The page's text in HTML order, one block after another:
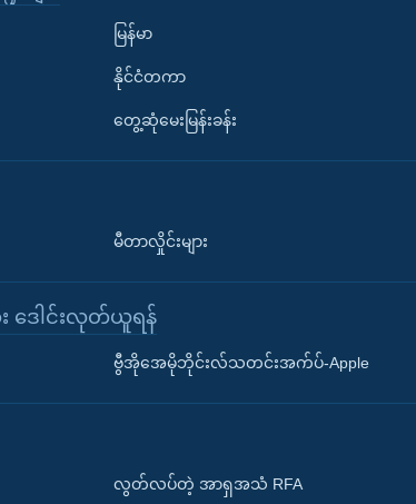
မြန်မာ
နိုင်ငံတကာ
တွေ့ဆုံမေးမြန်းခန်း
မီတာလှိုင်းများ
ဒေါင်းလုတ်ယူရန်
ဗွီအိုအေမိုဘိုင်းလ်သတင်းအက်ပ်-Apple
လွတ်လပ်တဲ့ အာရှအသံ RFA